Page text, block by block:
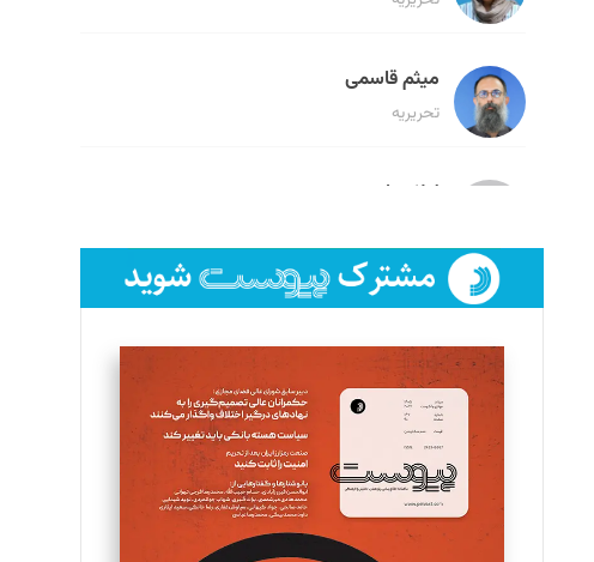
میثم قاسمی
تحریریه
لیلا حنارود
فائزه فتحی رستمی
تحریریه
سروش کرمیان
تحریریه
مینا پاکدل